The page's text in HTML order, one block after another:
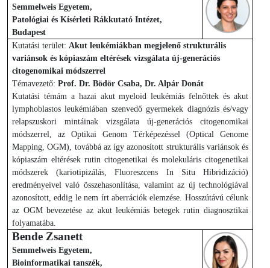
Semmelweis Egyetem,
Patológiai és Kísérleti Rákkutató Intézet,
Budapest
Kutatási terület: Akut leukémiákban megjelenő strukturális
variánsok és kópiaszám eltérések vizsgálata új-generációs
citogenomikai módszerrel
Témavezető: Prof. Dr. Bödör Csaba, Dr. Alpár Donát
Kutatási témám a hazai akut myeloid leukémiás felnőttek és akut
lymphoblastos leukémiában szenvedő gyermekek diagnózis és/vagy
relapszuskori mintáinak vizsgálata új-generációs citogenomikai
módszerrel, az Optikai Genom Térképezéssel (Optical Genome
Mapping, OGM), továbbá az így azonosított strukturális variánsok és
kópiaszám eltérések rutin citogenetikai és molekuláris citogenetikai
módszerek (kariotipizálás, Fluoreszcens In Situ Hibridizáció)
eredményeivel való összehasonlítása, valamint az új technológiával
azonosított, eddig le nem írt aberrációk elemzése. Hosszútávú célunk
az OGM bevezetése az akut leukémiás betegek rutin diagnosztikai
folyamatába.
Bende Zsanett
Semmelweis Egyetem,
Bioinformatikai tanszék,